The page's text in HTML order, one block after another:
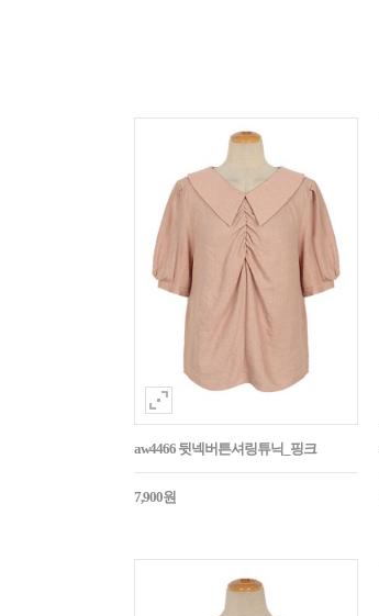
aw4466 뒷넥버튼셔링튜닉_핑크
7,900원